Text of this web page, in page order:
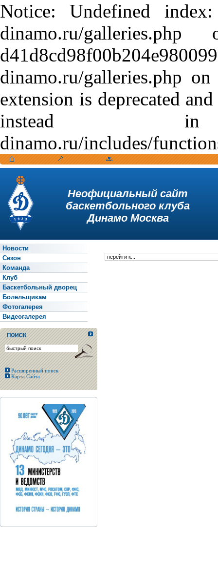
Notice: Undefined
dinamo.ru/
dinamo.ru/galleries.php
extension is deprecated
instead in /var/
dinamo.ru/includes/
Неофициальный сайт
баскетбольного клуба
Динамо Москва
Новости
Сезон
Команда
Клуб
Баскетбольный дворец
Болельщикам
Фотогалерея
Видеогалерея
Расширенный поиск
Карта Сайта